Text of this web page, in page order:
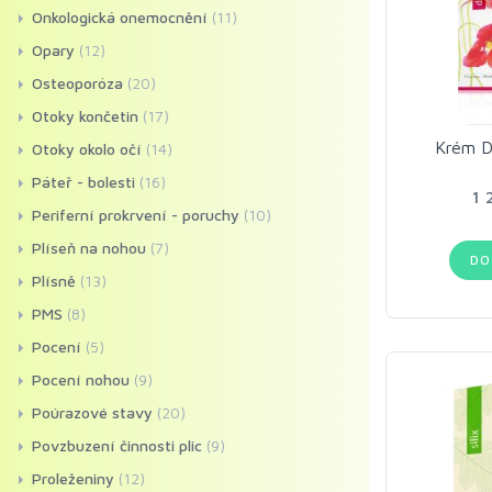
Krém
1
Onkologická onemocnění (11)
Opary (12)
Osteoporóza (20)
Otoky končetin (17)
Otoky okolo očí (14)
Páteř - bolesti (16)
Periferní prokrvení - poruchy (10)
Plíseň na nohou (7)
Plísně (13)
PMS (8)
Pocení (5)
Pocení nohou (9)
Poúrazové stavy (20)
Povzbuzení činnosti plic (9)
Proleženiny (12)